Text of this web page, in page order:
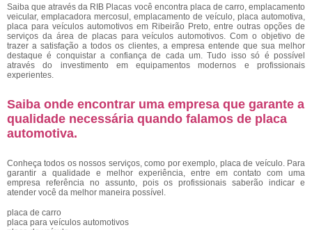
Saiba que através da RIB Placas você encontra placa de carro, emplacamento
veicular, emplacadora mercosul, emplacamento de veículo, placa automotiva,
placa para veículos automotivos em Ribeirão Preto, entre outras opções de
serviços da área de placas para veículos automotivos. Com o objetivo de
trazer a satisfação a todos os clientes, a empresa entende que sua melhor
destaque é conquistar a confiança de cada um. Tudo isso só é possível
através do investimento em equipamentos modernos e profissionais
experientes.
Saiba onde encontrar uma empresa que garante a
qualidade necessária quando falamos de placa
automotiva.
Conheça todos os nossos serviços, como por exemplo, placa de veículo. Para
garantir a qualidade e melhor experiência, entre em contato com uma
empresa referência no assunto, pois os profissionais saberão indicar e
atender você da melhor maneira possível.
placa de carro
placa para veículos automotivos